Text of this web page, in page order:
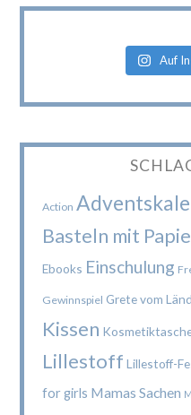
Auf
Action
Basteln mit
Ebooks Einschulung
Gewinnspiel Grete vom
Kissen
Lillestoff Lillestoff-
for girls Mamas Sachen